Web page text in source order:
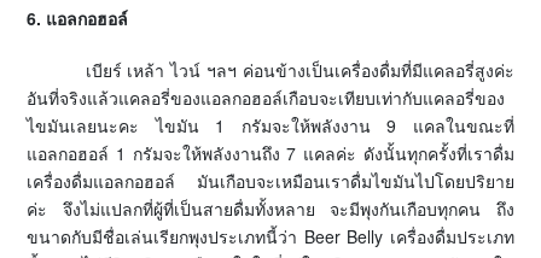
6. แอลกอฮอล์
เบียร์ เหล้า ไวน์ ฯลฯ ค่อนข้างเป็นเครื่องดื่มที่มีแคลอรี่สูงค่ะ
อันที่จริงแล้วแคลอรี่ของแอลกอฮอล์เกือบจะเทียบเท่ากับแคลอรี่ของ
ไขมันเลยนะคะ ไขมัน 1 กรัมจะให้พลังงาน 9 แคลในขณะที่
แอลกอฮอล์ 1 กรัมจะให้พลังงานถึง 7 แคลค่ะ ดังนั้นทุกครั้งที่เราดื่ม
เครื่องดื่มแอลกอฮอล์ มันเกือบจะเหมือนเราดื่มไขมันไปโดยปริยาย
ค่ะ จึงไม่แปลกที่ผู้ที่เป็นสายดื่มทั้งหลาย จะมีพุงกันเกือบทุกคน ถึง
ขนาดกับมีชื่อเล่นเรียกพุงประเภทนี้ว่า Beer Belly เครื่องดื่มประเภท